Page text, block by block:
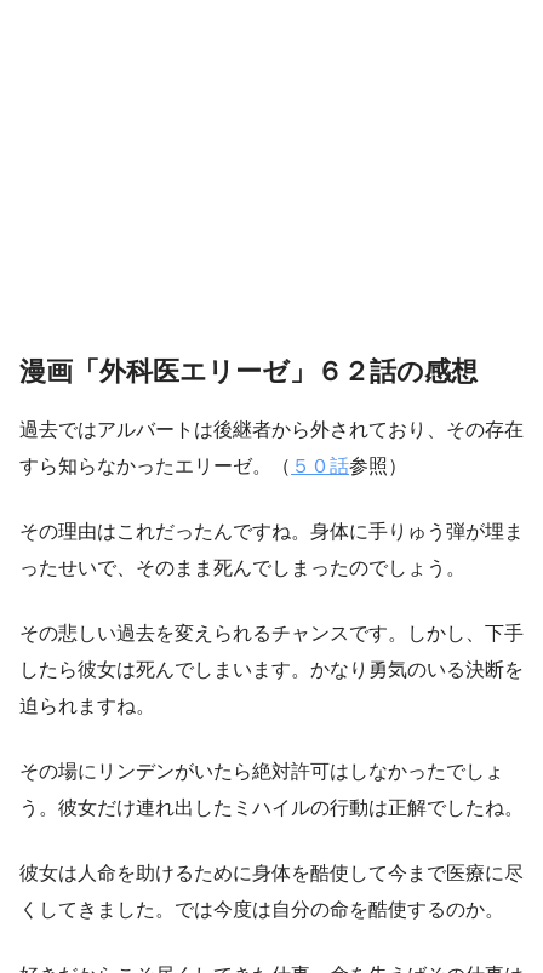
漫画「外科医エリーゼ」６２話の感想
過去ではアルバートは後継者から外されており、その存在
すら知らなかったエリーゼ。（ ５０話参照）
その理由はこれだったんですね。身体に手りゅう弾が埋ま
ったせいで、そのまま死んでしまったのでしょう。
その悲しい過去を変えられるチャンスです。しかし、下手
したら彼女は死んでしまいます。かなり勇気のいる決断を
迫られますね。
その場にリンデンがいたら絶対許可はしなかったでしょ
う。彼女だけ連れ出したミハイルの行動は正解でしたね。
彼女は人命を助けるために身体を酷使して今まで医療に尽
くしてきました。では今度は自分の命を酷使するのか。